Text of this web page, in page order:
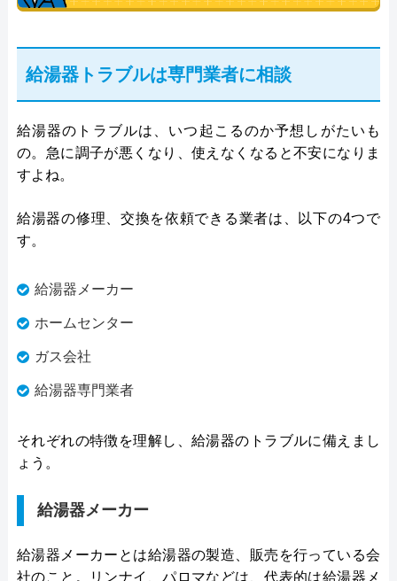
給湯器トラブルは専門業者に相談
給湯器のトラブルは、いつ起こるのか予想しがたいも
の。急に調子が悪くなり、使えなくなると不安になりま
すよね。
給湯器の修理、交換を依頼できる業者は、以下の4つで
す。
給湯器メーカー
ホームセンター
ガス会社
給湯器専門業者
それぞれの特徴を理解し、給湯器のトラブルに備えまし
ょう。
給湯器メーカー
給湯器メーカーとは給湯器の製造、販売を行っている会
社のこと。リンナイ、パロマなどは、代表的は給湯器メ